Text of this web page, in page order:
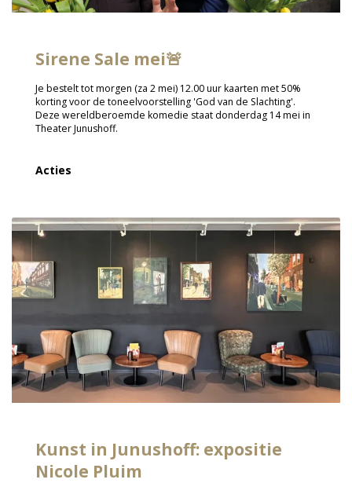
Sirene Sale mei🚨
Je bestelt tot morgen (za 2 mei) 12.00 uur kaarten met 50%
korting voor de toneelvoorstelling 'God van de Slachting'.
Deze wereldberoemde komedie staat donderdag 14 mei in
Theater Junushoff.
Acties
Kunst in Junushoff: expositie
Nicole Pluim